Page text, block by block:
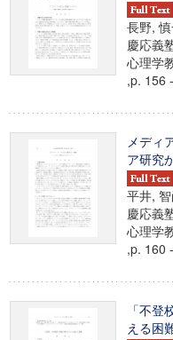
長野,
慶応義
心理学
,p. 156
メディ
ア研究
平井, 智
慶応義
心理学
,p. 160
「不
える困